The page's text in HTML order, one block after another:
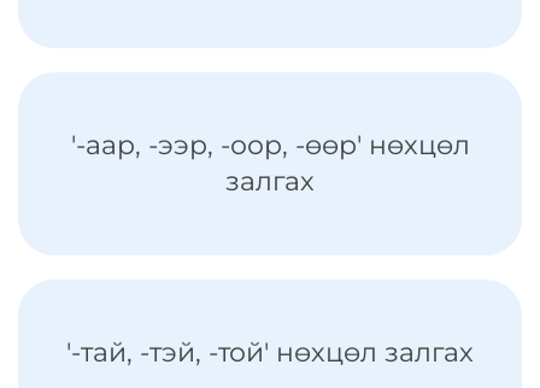
'-аар, -ээр, -оор, -өөр' нөхцөл
залгах
'-тай, -тэй, -той' нөхцөл залгах